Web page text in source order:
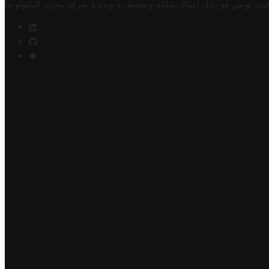
تونس هو دليل أعمال تملكه وتحتفظ به وتديره شركة مخزن التكنولوجيا